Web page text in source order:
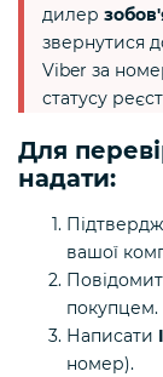
дилер
звернутися
Viber за
статусу
Для
надати:
вашої
покупцем.
Написати
номер).